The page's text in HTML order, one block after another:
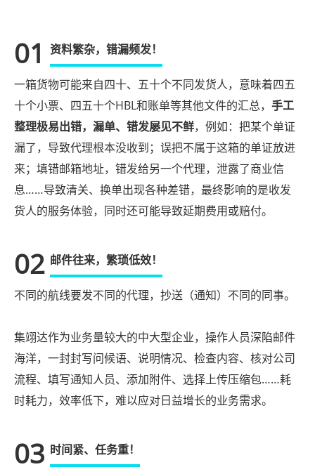
01 资料繁杂，错漏频发！
一箱货物可能来自四十、五十个不同发货人，意味着四五
十个小票、四五十个HBL和账单等其他文件的汇总， 手工
整理极易出错，漏单、错发屡见不鲜，例如：把某个单证
漏了，导致代理根本没收到；误把不属于这箱的单证放进
来；填错邮箱地址，错发给另一个代理，泄露了商业信
息……导致清关、换单出现各种差错，最终影响的是收发
货人的服务体验，同时还可能导致延期费用或赔付。
02 邮件往来，繁琐低效！
不同的航线要发不同的代理，抄送（通知）不同的同事。
集翊达作为业务量较大的中大型企业，操作人员深陷邮件
海洋，一封封写问候语、说明情况、检查内容、核对公司
流程、填写通知人员、添加附件、选择上传压缩包……耗
时耗力，效率低下，难以应对日益增长的业务需求。
03 时间紧、任务重！